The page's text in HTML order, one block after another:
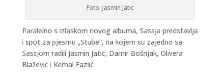
Foto: Jasmin Jatic
Paralelno s izlaskom novog albuma, Sassja predstavlja
i spot za pjesmu „Stube“, na kojem su zajedno sa
Sassjom radili Jasmin Jatić, Damir Bošnjak, Olivera
Blažević i Kemal Fazlić